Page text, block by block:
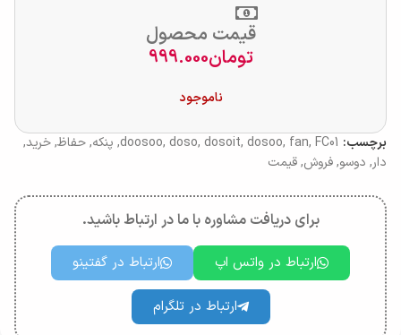
قیمت محصول
تومان999.000
ناموجود
برچسب: doosoo, doso, dosoit, dosoo, fan, FC01
, پنکه,حفاظ,خرید,
دار, دوسو,فروش,قیمت
برای دریافت مشاوره با ما در ارتباط باشید.
ارتباط در واتس اپ ارتباط در گفتینو
ارتباط در تلگرام